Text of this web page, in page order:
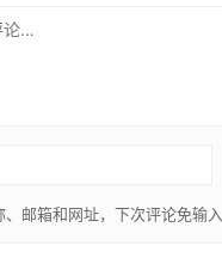
、邮箱和网址，下次评论免输入